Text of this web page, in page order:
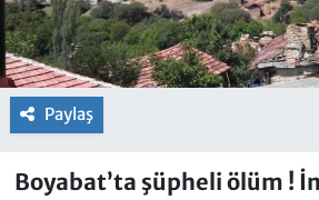
Paylaş
Boyabat’ta şüpheli ölüm !